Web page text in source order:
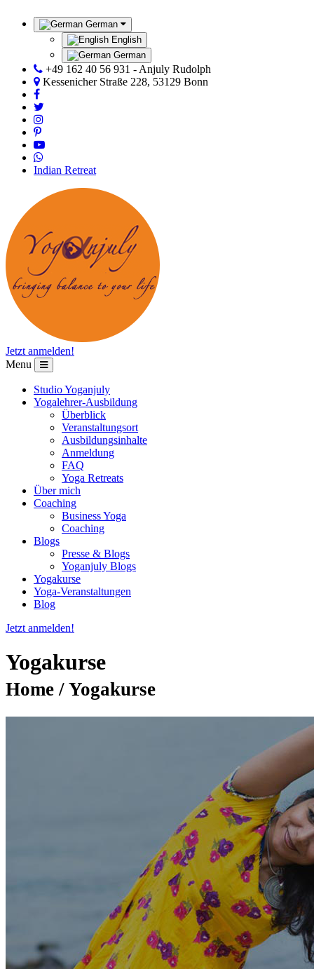
German
English
German
+49 162 40 56 931 - Anjuly Rudolph
Kessenicher Straße 228, 53129 Bonn
Indian Retreat
Jetzt anmelden!
Menu
Studio Yoganjuly
Yogalehrer-Ausbildung
Überblick
Veranstaltungsort
Ausbildungsinhalte
Anmeldung
FAQ
Yoga Retreats
Über mich
Coaching
Business Yoga
Coaching
Blogs
Presse & Blogs
Yoganjuly Blogs
Yogakurse
Yoga-Veranstaltungen
Blog
Jetzt anmelden!
Yogakurse
Home / Yogakurse